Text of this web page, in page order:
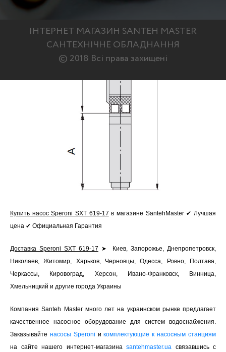
Купить насос Speroni SXT 619-17 в магазине SantehMaster ✔ Лучшая
цена ✔ Официальная Гарантия
Доставка Speroni SXT 619-17 ➤ Киев, Запорожье, Днепропетровск,
Николаев, Житомир, Харьков, Черновцы, Одесса, Ровно, Полтава,
Черкассы, Кировоград, Херсон, Ивано-Франковск, Винница,
Хмельницкий и другие города Украины
Компания Santeh Master много лет на украинском рынке предлагает
качественное насосное оборудование для систем водоснабжения.
Заказывайте насосы Speroni икомплектующие к насосным станциям
на сайте нашего интернет-магазина santehmaster.ua связавшись с
ІНТЕРНЕТ МАГАЗИН SANTEH MASTER
САНТЕХНІЧНЕ ОБЛАДНАННЯ
© 2018 Всі права захищені